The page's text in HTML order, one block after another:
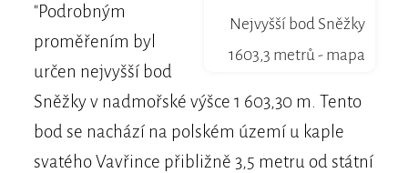
Nejvyšší bod Sněžky
1603,3 metrů - mapa
"Podrobným
proměřením byl
určen nejvyšší bod
Sněžky v nadmořské výšce 1 603,30 m. Tento
bod se nachází na polském území u kaple
svatého Vavřince přibližně 3,5 metru od státní